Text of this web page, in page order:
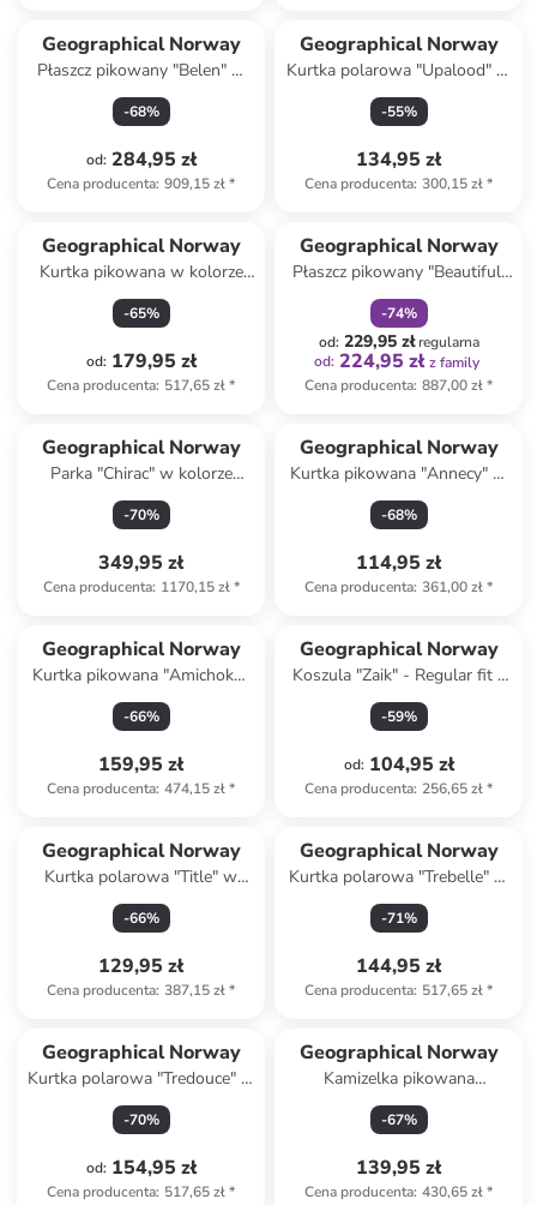
Geographical Norway
Płaszcz pikowany "Belen" w
kolorze jasnoróżowym
-68%
od: 284,95 zł
Cena producenta: 909,15 zł*
Geographical Norway
Kurtka polarowa "Upalood" w
kolorze jasnoróżowym
-55%
134,95 zł
Cena producenta: 300,15 zł*
Geographical Norway
Kurtka pikowana w kolorze
szarym
-65%
od: 179,95 zł
Cena producenta: 517,65 zł*
Geographical Norway
Płaszcz pikowany "Beautiful"
w kolorze oliwkowym
-74%
od: 229,95 złregularna
od: 224,95 zł z family
Cena producenta: 887,00 zł*
Geographical Norway
Parka "Chirac" w kolorze
czarnym
-70%
349,95 zł
Cena producenta: 1170,15 zł*
Geographical Norway
Kurtka pikowana "Annecy" w
kolorze szarym
-68%
114,95 zł
Cena producenta: 361,00 zł*
Geographical Norway
Kurtka pikowana "Amichoko"
w kolorze czarnym
-66%
159,95 zł
Cena producenta: 474,15 zł*
Geographical Norway
Koszula "Zaik" - Regular fit -
w kolorze białym
-59%
od: 104,95 zł
Cena producenta: 256,65 zł*
Geographical Norway
Kurtka polarowa "Title" w
kolorze jasnoszarym
-66%
129,95 zł
Cena producenta: 387,15 zł*
Geographical Norway
Kurtka polarowa "Trebelle" w
kolorze kremowym
-71%
144,95 zł
Cena producenta: 517,65 zł*
Geographical Norway
Kurtka polarowa "Tredouce" w
kolorze czarnym
-70%
od: 154,95 zł
Cena producenta: 517,65 zł*
Geographical Norway
Kamizelka pikowana
"Vatikotal" w kolorze żółtym
-67%
139,95 zł
Cena producenta: 430,65 zł*